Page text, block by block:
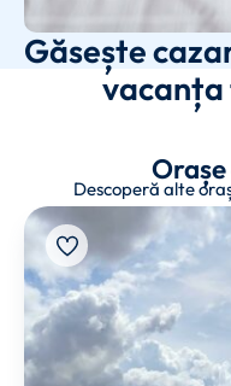
Găsește
vacanța
Descoperă alte